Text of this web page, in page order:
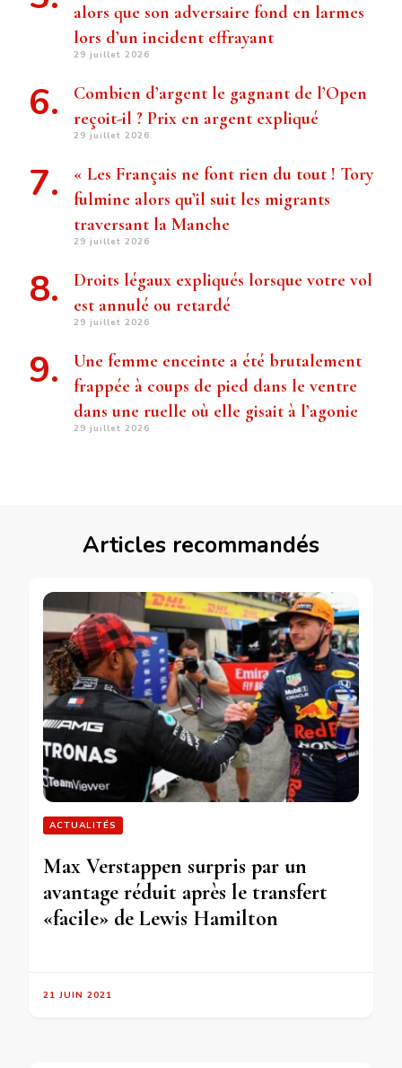
alors que son adversaire fond en larmes
lors d’un incident effrayant
29 juillet 2026
Combien d’argent le gagnant de l’Open
reçoit-il ? Prix ​​en argent expliqué
29 juillet 2026
« Les Français ne font rien du tout ! Tory
fulmine alors qu’il suit les migrants
traversant la Manche
29 juillet 2026
Droits légaux expliqués lorsque votre vol
est annulé ou retardé
29 juillet 2026
Une femme enceinte a été brutalement
frappée à coups de pied dans le ventre
dans une ruelle où elle gisait à l’agonie
29 juillet 2026
Articles recommandés
ACTUALITÉS
Max Verstappen surpris par un
avantage réduit après le transfert
«facile» de Lewis Hamilton
21 JUIN 2021